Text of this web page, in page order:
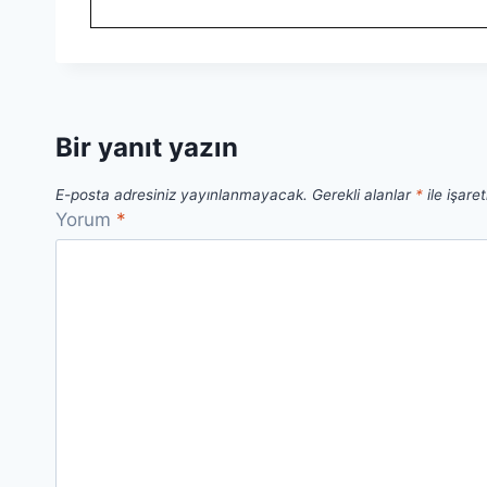
Bir yanıt yazın
E-posta adresiniz yayınlanmayacak. Gerekli alanlar * ile
Yorum *